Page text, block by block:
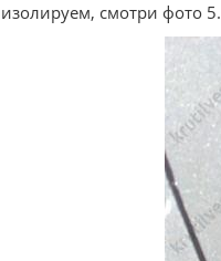
изолируем, смотри фото 5.